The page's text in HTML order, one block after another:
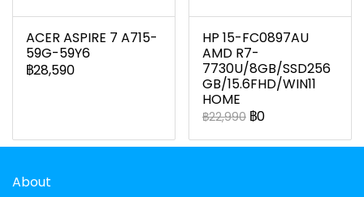
ACER ASPIRE 7 A715-
59G-59Y6
฿28,590
HP 15-FC0897AU
AMD R7-
7730U/8GB/SSD256
GB/15.6FHD/WIN11
HOME
฿22,990 ฿0
About